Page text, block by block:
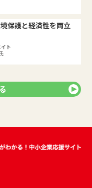
保護と経済性を両立
ト